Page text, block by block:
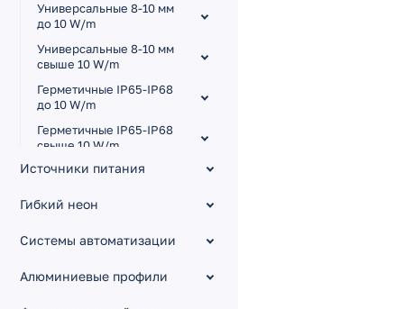
Универсальные 8-10 мм
до 10 W/m
Универсальные 8-10 мм
свыше 10 W/m
Герметичные IP65-IP68
до 10 W/m
Герметичные IP65-IP68
свыше 10 W/m
Для сауны и бассейна
Узкие 3.5-5 мм
CX1
Источники питания
Гибкий неон
Системы автоматизации
Алюминиевые профили